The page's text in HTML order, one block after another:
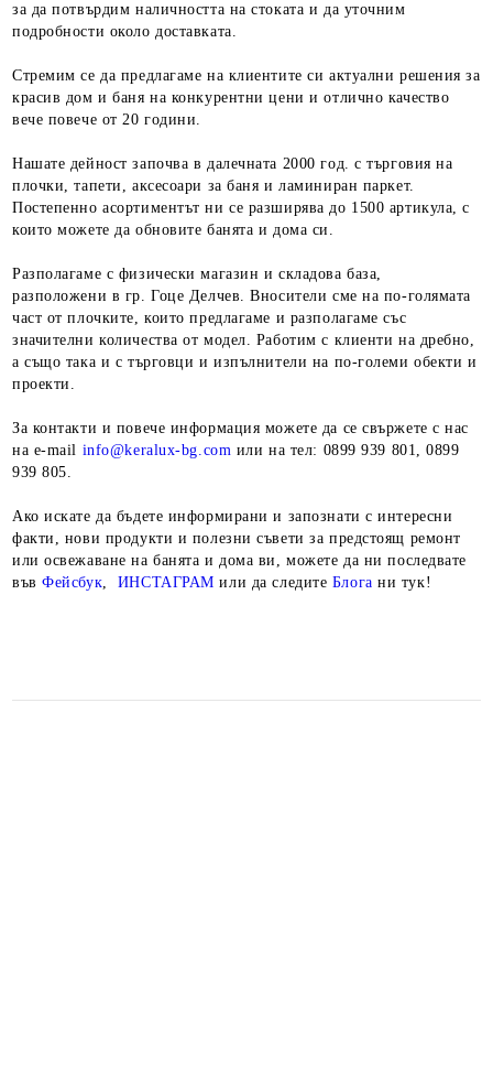
за да потвърдим наличността на стоката и да уточним
подробности около доставката.
Стремим се да предлагаме на клиентите си актуални решения за
красив дом и баня на конкурентни цени и отлично качество
вече повече от 20 години.
Нашате дейност започва в далечната 2000 год. с търговия на
плочки, тапети, аксесоари за баня и ламиниран паркет.
Постепенно асортиментът ни се разширява до 1500 артикула, с
които можете да обновите банята и дома си.
Разполагаме с физически магазин и складова база,
разположени в гр. Гоце Делчев. Вносители сме на по-голямата
част от плочките, които предлагаме и разполагаме със
значителни количества от модел. Работим с клиенти на дребно,
а също така и с търговци и изпълнители на по-големи обекти и
проекти.
За контакти и повече информация можете да се свържете с нас
на е-mail info@keralux-bg.com или на тел: 0899 939 801, 0899
939 805.
Ако искате да бъдете информирани и запознати с интересни
факти, нови продукти и полезни съвети за предстоящ ремонт
или освежаване на банята и дома ви, можете да ни последвате
въвФейсбук, ИНСТАГРАМ или да следите Блога ни тук!